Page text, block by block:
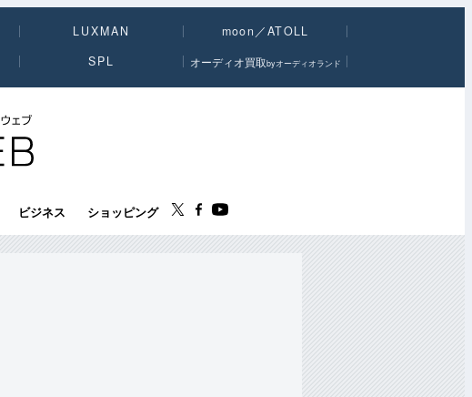
LUXMAN
moon／ATOLL
SPL オーディオ買取byオーディオランド
ビジネス ショッピング